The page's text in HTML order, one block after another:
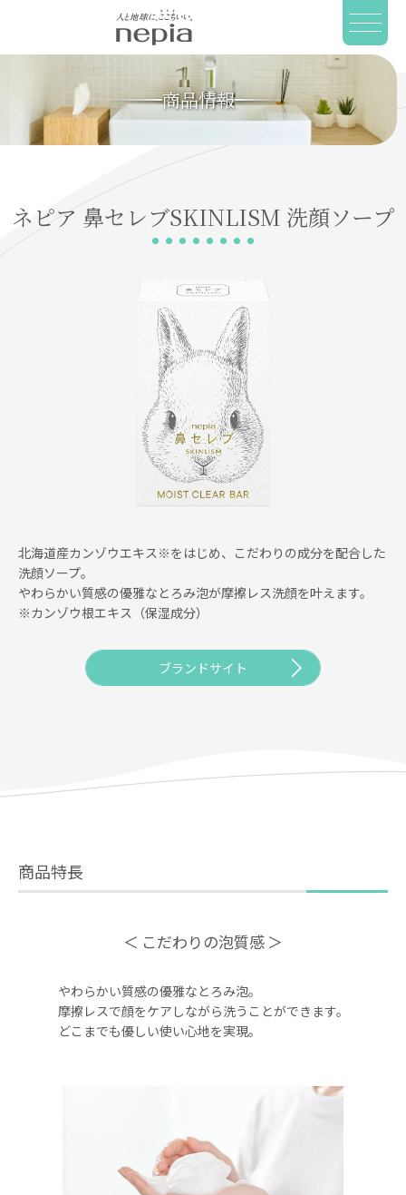
商品情報
ネピア 鼻セレブSKINLISM 洗顔ソープ
北海道産カンゾウエキス※をはじめ、こだわりの成分を配合した
洗顔ソープ。
やわらかい質感の優雅なとろみ泡が摩擦レス洗顔を叶えます。
※カンゾウ根エキス（保湿成分）
ブランドサイト
商品特長
こだわりの泡質感
やわらかい質感の優雅なとろみ泡。
摩擦レスで顔をケアしながら洗うことができます。
どこまでも優しい使い心地を実現。